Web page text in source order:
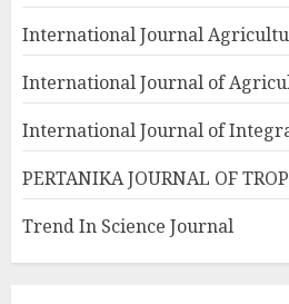
International Journal
International Journal of
International Journal of
PERTANIKA JOURNAL OF
Trend In Science Journal